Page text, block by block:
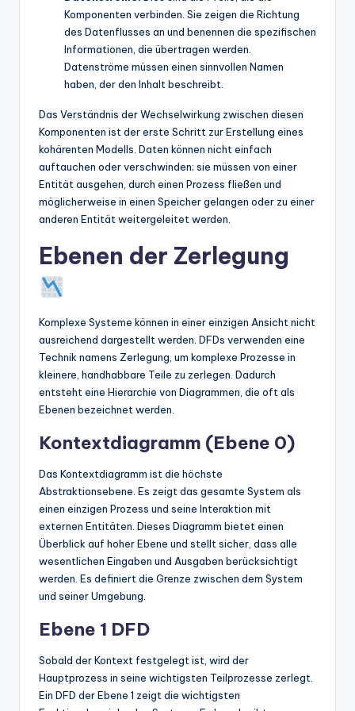
Komponenten verbinden. Sie zeigen die Richtung
des Datenflusses an und benennen die spezifischen
Informationen, die übertragen werden.
Datenströme müssen einen sinnvollen Namen
haben, der den Inhalt beschreibt.
Das Verständnis der Wechselwirkung zwischen diesen
Komponenten ist der erste Schritt zur Erstellung eines
kohärenten Modells. Daten können nicht einfach
auftauchen oder verschwinden; sie müssen von einer
Entität ausgehen, durch einen Prozess fließen und
möglicherweise in einen Speicher gelangen oder zu einer
anderen Entität weitergeleitet werden.
Ebenen der Zerlegung
Komplexe Systeme können in einer einzigen Ansicht nicht
ausreichend dargestellt werden. DFDs verwenden eine
Technik namens Zerlegung, um komplexe Prozesse in
kleinere, handhabbare Teile zu zerlegen. Dadurch
entsteht eine Hierarchie von Diagrammen, die oft als
Ebenen bezeichnet werden.
Kontextdiagramm (Ebene 0)
Das Kontextdiagramm ist die höchste
Abstraktionsebene. Es zeigt das gesamte System als
einen einzigen Prozess und seine Interaktion mit
externen Entitäten. Dieses Diagramm bietet einen
Überblick auf hoher Ebene und stellt sicher, dass alle
wesentlichen Eingaben und Ausgaben berücksichtigt
werden. Es definiert die Grenze zwischen dem System
und seiner Umgebung.
Ebene 1 DFD
Sobald der Kontext festgelegt ist, wird der
Hauptprozess in seine wichtigsten Teilprozesse zerlegt.
Ein DFD der Ebene 1 zeigt die wichtigsten